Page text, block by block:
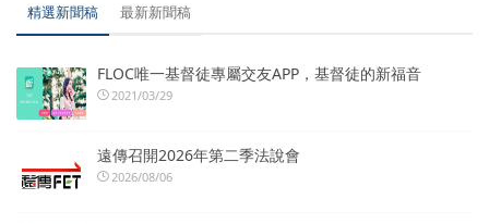
精選新聞稿 最新新聞稿
FLOC唯一基督徒專屬交友APP，基督徒的新福音
2021/03/29
遠傳召開2026年第二季法說會
2026/08/06